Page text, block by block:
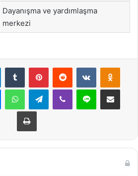
Dayanışma ve yardımlaşma
merkezi
LinkedInTumblr PinterestReddit VKontakte
MessengerWhatsAppTelegramViber Line E-Posta ile
Yazdır